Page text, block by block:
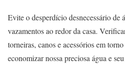
Evite o desperdício desnecessário de
vazamentos ao redor da casa.
torneiras, canos e acessórios em
economizar nossa preciosa água e